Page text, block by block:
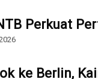
Perkuat
ke Berlin,